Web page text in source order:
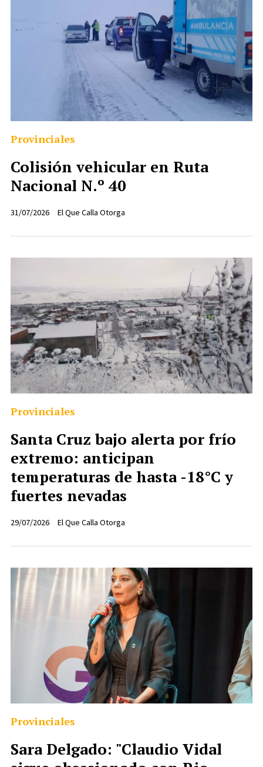
Colisión vehicular en Ruta
Nacional N.º 40
El Que Calla Otorga
Provinciales
31/07/2026
Santa Cruz bajo alerta por frío
extremo: anticipan
temperaturas de hasta -18°C y
fuertes nevadas
El Que Calla Otorga
Provinciales
29/07/2026
Sara Delgado: "Claudio Vidal
Provinciales